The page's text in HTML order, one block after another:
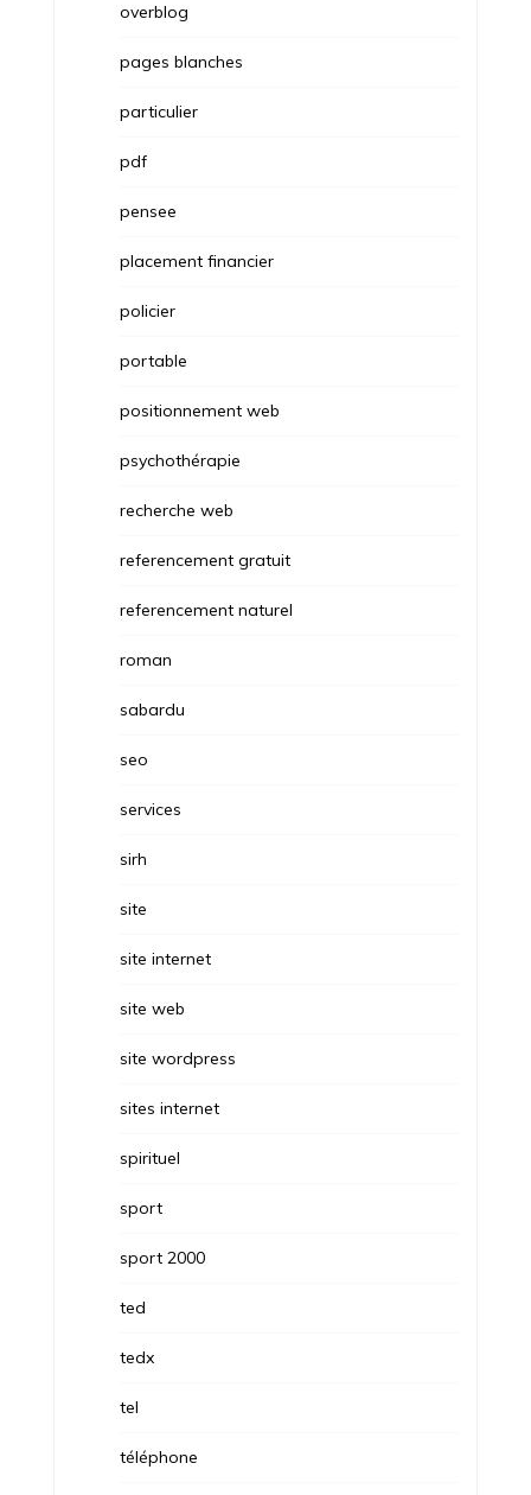
overblog
pages blanches
particulier
pdf
pensee
placement financier
policier
portable
positionnement web
psychothérapie
recherche web
referencement gratuit
referencement naturel
roman
sabardu
seo
services
sirh
site
site internet
site web
site wordpress
sites internet
spirituel
sport
sport 2000
ted
tedx
tel
téléphone